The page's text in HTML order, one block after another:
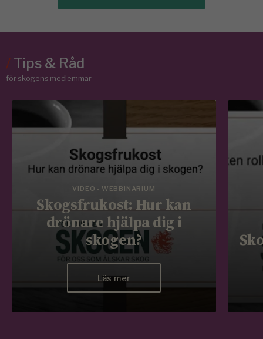
/Tips & Råd
för skogens medlemmar
VIDEO - WEBBINARIUM
Skogsfrukost: Hur kan
drönare hjälpa dig i
skogen?
Läs mer